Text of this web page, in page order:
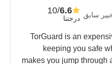
سابق درجتنا
6.6
/10
TorGuard is an
keeping you safe
makes you jump through